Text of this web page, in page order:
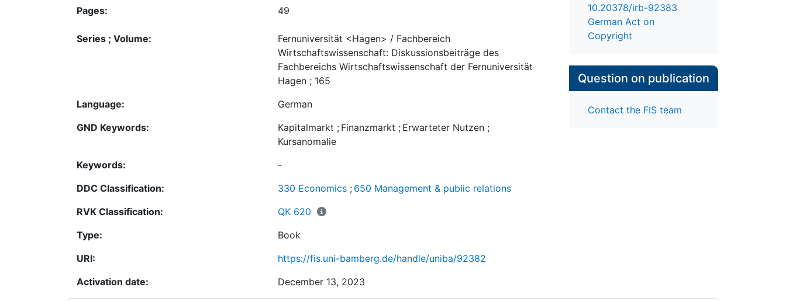
Pages:
49
Series ; Volume:
Fernuniversität <Hagen> / Fachbereich
Wirtschaftswissenschaft: Diskussionsbeiträge des
Fachbereichs Wirtschaftswissenschaft der Fernuniversität
Hagen ; 165
Language:
German
GND Keywords:
Kapitalmarkt ; Finanzmarkt ; Erwarteter Nutzen ;
Kursanomalie
Keywords:
-
DDC Classification:
330 Economics ; 650 Management & public relations
RVK Classification:
QK 620
Type:
Book
URI:
https://fis.uni-bamberg.de/handle/uniba/92382
Activation date:
December 13, 2023
10.20378/irb-92383
German Act on
Copyright
Question on publication
Contact the FIS team